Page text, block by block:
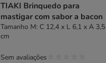
TIAKI Brinquedo para
mastigar com sabor a bacon
Tamanho M: C 12,4 x L 6,1 x A 3,5
cm
Sem avaliações